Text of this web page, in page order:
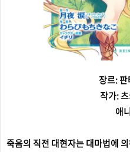
장르:
작가:
애
죽음의 직전 대현자는 대마법에